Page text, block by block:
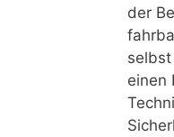
der
einen